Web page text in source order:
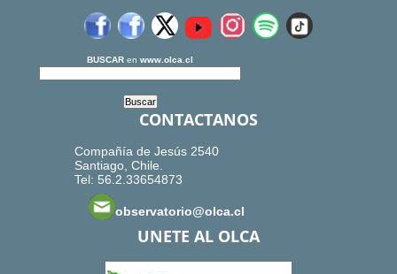
BUSCAR en www.olca.cl
CONTACTANOS
Compañía de Jesús 2540
Santiago, Chile.
Tel: 56.2.33654873
observatorio@olca.cl
UNETE AL OLCA